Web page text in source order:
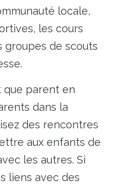
locale,
les cours
groupes de scouts
que parent en
dans la
des rencontres
aux enfants de
les autres. Si
liens avec des